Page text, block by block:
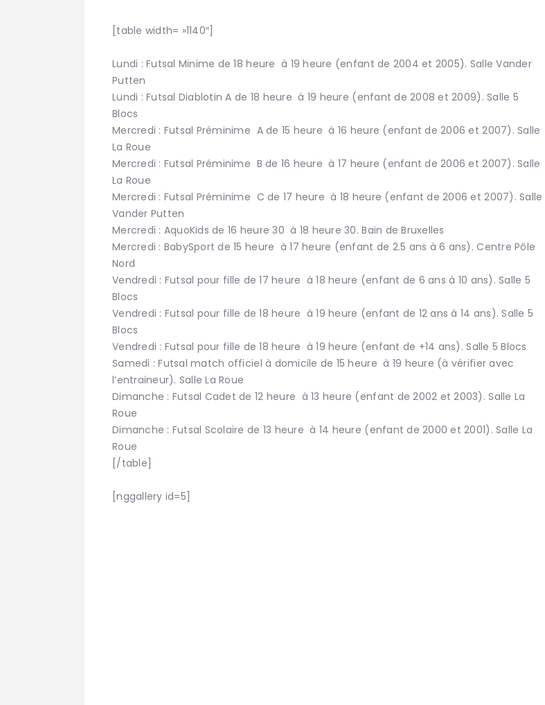
[table width= »1140″]
Lundi : Futsal Minime de 18 heure à 19 heure (enfant de 2004 et 2005). Salle Vander
Putten
Lundi : Futsal Diablotin A de 18 heure à 19 heure (enfant de 2008 et 2009). Salle 5
Blocs
Mercredi : Futsal Préminime A de 15 heure à 16 heure (enfant de 2006 et 2007). Salle
La Roue
Mercredi : Futsal Préminime B de 16 heure à 17 heure (enfant de 2006 et 2007). Salle
La Roue
Mercredi : Futsal Préminime C de 17 heure à 18 heure (enfant de 2006 et 2007). Salle
Vander Putten
Mercredi : AquoKids de 16 heure 30 à 18 heure 30. Bain de Bruxelles
Mercredi : BabySport de 15 heure à 17 heure (enfant de 2.5 ans à 6 ans). Centre Pôle
Nord
Vendredi : Futsal pour fille de 17 heure à 18 heure (enfant de 6 ans à 10 ans). Salle 5
Blocs
Vendredi : Futsal pour fille de 18 heure à 19 heure (enfant de 12 ans à 14 ans). Salle 5
Blocs
Vendredi : Futsal pour fille de 18 heure à 19 heure (enfant de +14 ans). Salle 5 Blocs
Samedi : Futsal match officiel à domicile de 15 heure à 19 heure (à vérifier avec
l’entraineur). Salle La Roue
Dimanche : Futsal Cadet de 12 heure à 13 heure (enfant de 2002 et 2003). Salle La
Roue
Dimanche : Futsal Scolaire de 13 heure à 14 heure (enfant de 2000 et 2001). Salle La
Roue
[/table]
[nggallery id=5]